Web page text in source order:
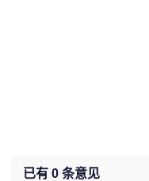
已有 0 条意见